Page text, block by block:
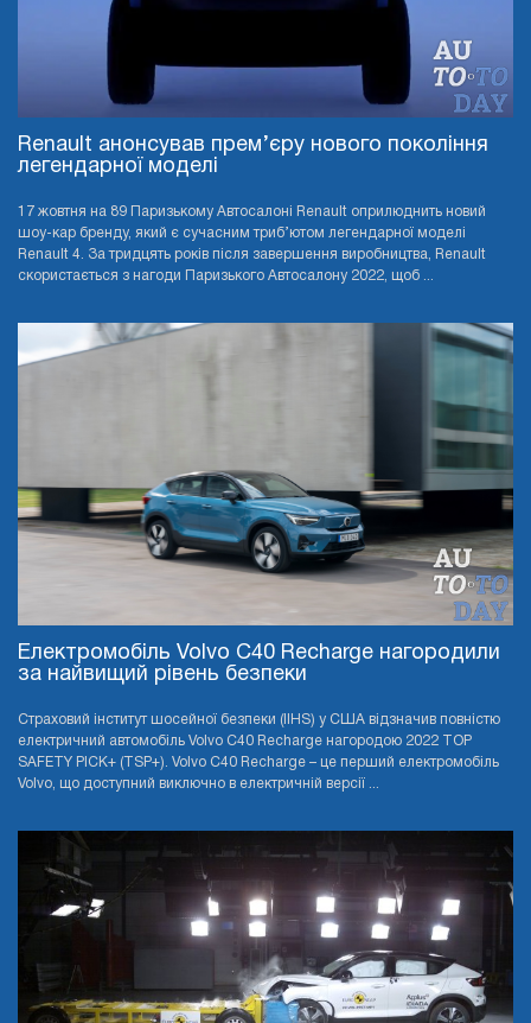
Renault анонсував прем’єру нового покоління
легендарної моделі
17 жовтня на 89 Паризькому Автосалоні Renault оприлюднить новий
шоу-кар бренду, який є сучасним триб’ютом легендарної моделі
Renault 4. За тридцять років після завершення виробництва, Renault
скористається з нагоди Паризького Автосалону 2022, щоб ...
Електромобіль Volvo C40 Recharge нагородили
за найвищий рівень безпеки
Страховий інститут шосейної безпеки (IIHS) у США відзначив повністю
електричний автомобіль Volvo C40 Recharge нагородою 2022 TOP
SAFETY PICK+ (TSP+). Volvo C40 Recharge – це перший електромобіль
Volvo, що доступний виключно в електричній версії ...